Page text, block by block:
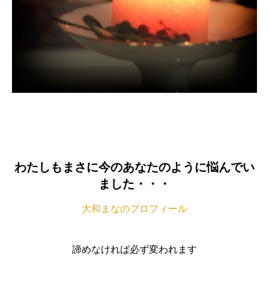
わたしもまさに今のあなたのように悩んでい
ました・・・
大和まなのプロフィール
諦めなければ必ず変われます